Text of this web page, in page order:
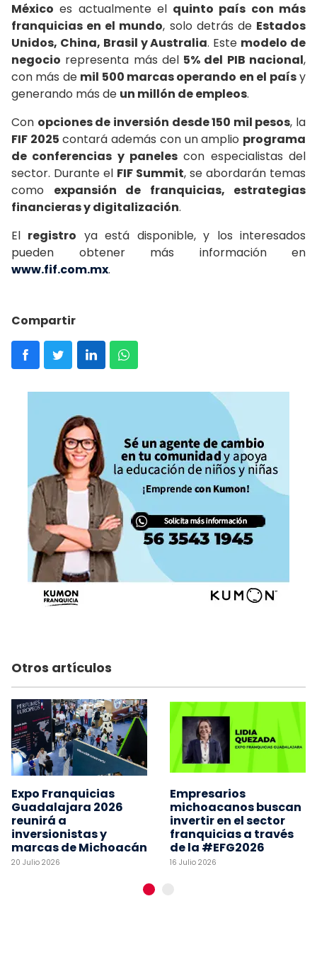
México es actualmente el quinto país con más
franquicias en el mundo, solo detrás de Estados
Unidos, China, Brasil y Australia. Este modelo de
negocio representa más del 5% del PIB nacional,
con más de mil 500 marcas operando en el paísy
generando más de un millón de empleos.
Con opciones de inversión desde 150 mil pesos, la
FIF 2025 contará además con un amplio programa
de conferencias y paneles con especialistas del
sector. Durante el FIF Summit, se abordarán temas
como expansión de franquicias, estrategias
financieras y digitalización.
El registro ya está disponible, y los interesados
pueden obtener más información en
www.fif.com.mx.
Compartir
Otros artículos
Expo Franquicias
Guadalajara 2026
reunirá a
inversionistas y
marcas de Michoacán
20 Julio 2026
Empresarios
michoacanos buscan
invertir en el sector
franquicias a través
de la #EFG2026
16 Julio 2026